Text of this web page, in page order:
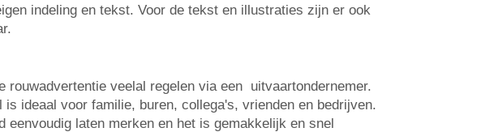
indeling en tekst. Voor de tekst en illustraties zijn er ook
rouwadvertentie veelal regelen via een uitvaartondernemer.
ideaal voor familie, buren, collega's, vrienden en bedrijven.
eenvoudig laten merken en het is gemakkelijk en snel